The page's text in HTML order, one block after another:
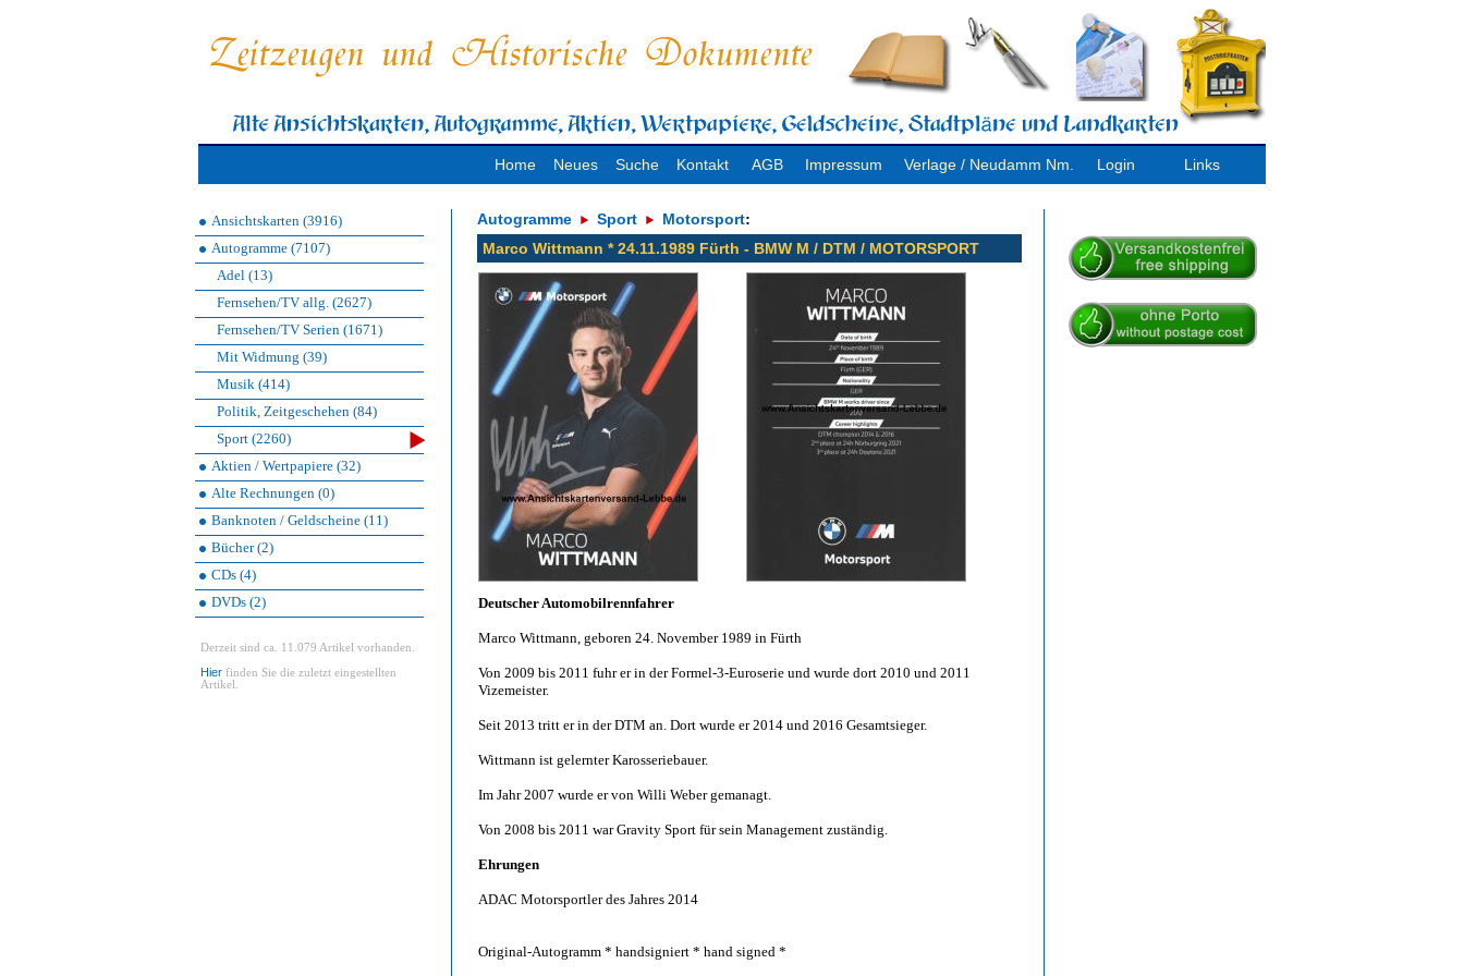
Home Neues Suche Kontakt AGB Impressum Verlage / Neudamm Nm. Login Links
Ansichtskarten (3916)
Autogramme (7107)
Adel (13)
Fernsehen/TV allg. (2627)
Fernsehen/TV Serien (1671)
Mit Widmung (39)
Musik (414)
Politik, Zeitgeschehen (84)
Sport (2260)
Aktien / Wertpapiere (32)
Alte Rechnungen (0)
Banknoten / Geldscheine (11)
Bücher (2)
CDs (4)
DVDs (2)
Derzeit sind ca. 11.079 Artikel vorhanden.
Hier finden Sie die zuletzt eingestellten
Artikel.
Autogramme Sport Motorsport:
Marco Wittmann * 24.11.1989 Fürth - BMW M / DTM / MOTORSPORT
Deutscher Automobilrennfahrer
Marco Wittmann, geboren 24. November 1989 in Fürth
Von 2009 bis 2011 fuhr er in der Formel-3-Euroserie und wurde dort 2010 und 2011
Vizemeister.
Seit 2013 tritt er in der DTM an. Dort wurde er 2014 und 2016 Gesamtsieger.
Wittmann ist gelernter Karosseriebauer.
Im Jahr 2007 wurde er von Willi Weber gemanagt.
Von 2008 bis 2011 war Gravity Sport für sein Management zuständig.
Ehrungen
ADAC Motorsportler des Jahres 2014
Original-Autogramm * handsigniert * hand signed *